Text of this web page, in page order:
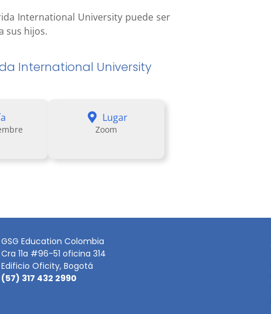
International University puede ser
sus hijos.
International University
Lugar
Zoom
GSG Education Colombia
Cra 11a #96-51 oficina 314
Edificio Oficity, Bogotá
(57) 317 432 2990